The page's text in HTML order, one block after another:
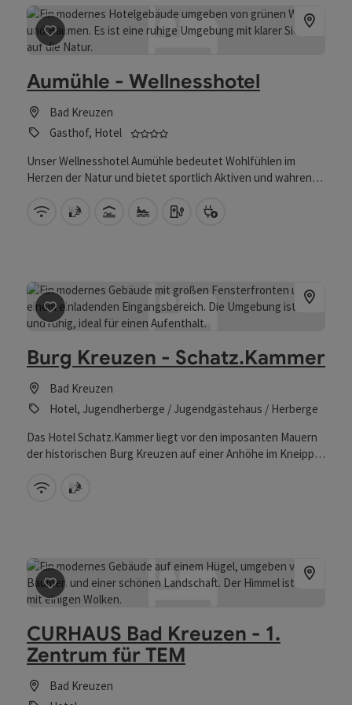
Beitrag merken
Aumühle - Wellnesshotel
Bad Kreuzen
Gasthof, Hotel
4 Sterne - geprüfter und
Unser Wellnesshotel Aumühle bedeutet Wohlfühlen im
Herzen der Natur und bietet sportlich Aktiven und wahren
W-Lan (kostenlos)
Sauna HallenbadEigener Badeplatz
Auto Ladestation
Beitrag merken: Burg Kreuzen - Schatz.Kammer
Burg Kreuzen - Schatz.Kammer
Bad Kreuzen
Hotel, Jugendherberge / Jugendgästehaus / Herberge
Das Hotel Schatz.Kammer liegt vor den imposanten Mauern
der historischen Burg Kreuzen auf einer Anhöhe im Kneipp
W-Lan (kostenlos)
Beitrag merken
CURHAUS Bad Kreuzen - 1.
Zentrum für TEM
Bad Kreuzen